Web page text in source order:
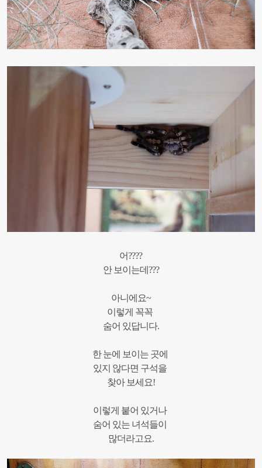
어????
안 보이는데 ???
아니에요~
이렇게 꼭꼭
숨어 있답니다.
한 눈에 보이는 곳에
있지 않다면 구석을
찾아 보세요!
이렇게 붙어 있거나
숨어 있는 녀석들이
많더라고요.